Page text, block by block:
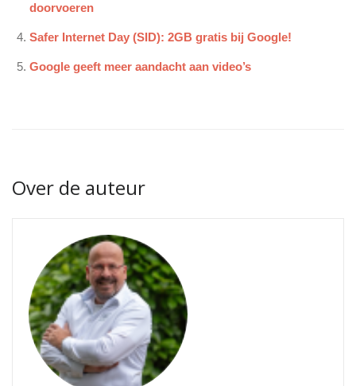
doorvoeren
Safer Internet Day (SID): 2GB gratis bij Google!
Google geeft meer aandacht aan video’s
Over de auteur